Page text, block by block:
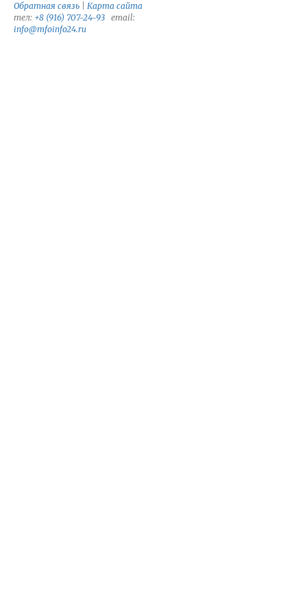
Обратная связь
Карта сайта
тел: +8 (916) 707-24-93 email:
info@mfoinfo24.ru